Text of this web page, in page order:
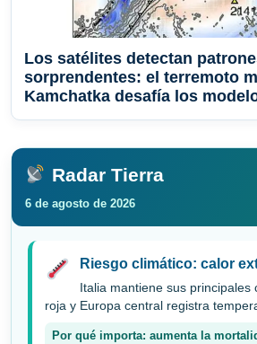
Los satélites detectan
sorprendentes: el terremoto
Kamchatka desafía los
Radar Tierra
6 de agosto de 2026
Riesgo climático: calor
Italia mantiene sus principales
roja y Europa central registra
Por qué importa: aumenta la